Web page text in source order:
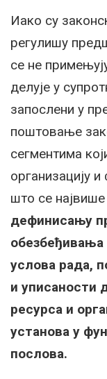
Иако су
регулишу
се не
делује у
запослени у
поштовање
сегментима
организацију
што се
дефинисању
услова рада,
и уписаности
ресурса и
установа у
послова.